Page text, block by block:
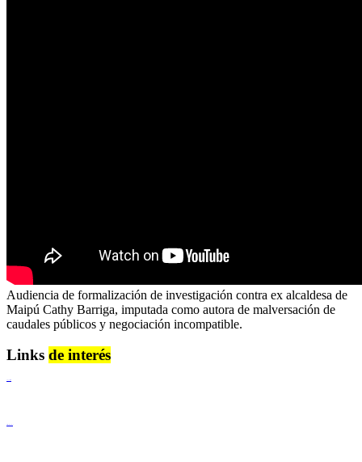
Audiencia de formalización de investigación contra ex alcaldesa de
Maipú Cathy Barriga, imputada como autora de malversación de
caudales públicos y negociación incompatible.
Links de interés